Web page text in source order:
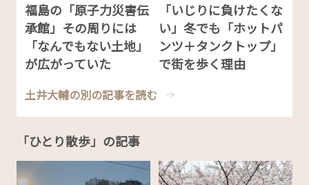
福島の「原子力災害伝
承館」その周りには
「なんでもない土地」
が広がっていた
「いじりに負けたくな
い」冬でも「ホットパ
ンツ＋タンクトップ」
で街を歩く理由
土井大輔の別の記事を読む
「ひとり散歩」の記事